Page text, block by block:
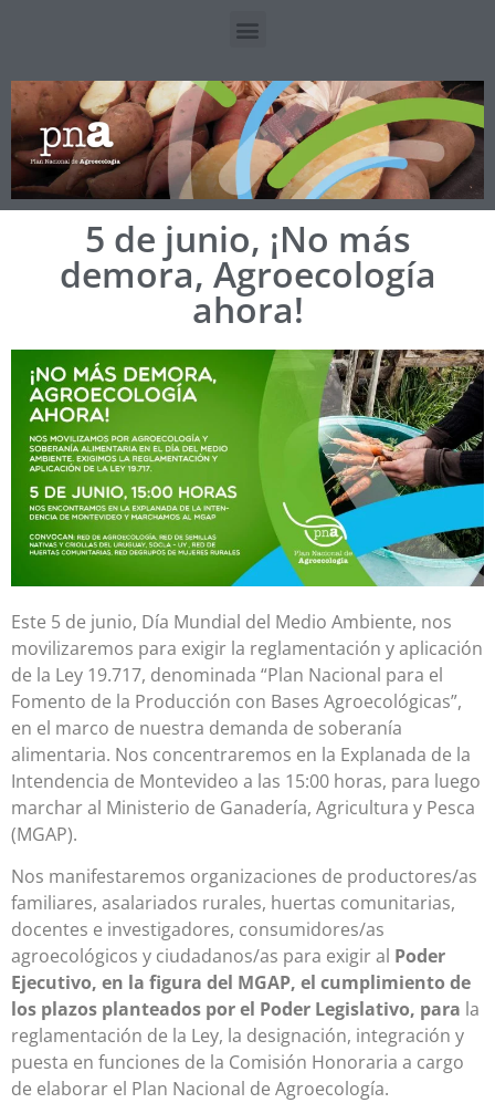
5 de junio, ¡No más
demora, Agroecología
ahora!
Este 5 de junio, Día Mundial del Medio Ambiente, nos
movilizaremos para exigir la reglamentación y aplicación
de la Ley 19.717, denominada “Plan Nacional para el
Fomento de la Producción con Bases Agroecológicas”,
en el marco de nuestra demanda de soberanía
alimentaria. Nos concentraremos en la Explanada de la
Intendencia de Montevideo a las 15:00 horas, para luego
marchar al Ministerio de Ganadería, Agricultura y Pesca
(MGAP).
Nos manifestaremos organizaciones de productores/as
familiares, asalariados rurales, huertas comunitarias,
docentes e investigadores, consumidores/as
agroecológicos y ciudadanos/as para exigir al Poder
Ejecutivo, en la figura del MGAP, el cumplimiento de
los plazos planteados por el Poder Legislativo, para la
reglamentación de la Ley, la designación, integración y
puesta en funciones de la Comisión Honoraria a cargo
de elaborar el Plan Nacional de Agroecología.